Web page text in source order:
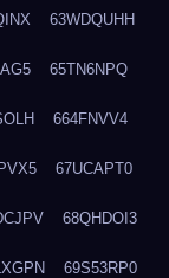
63WDQUHH
65TN6NPQ
664FNVV4
67UCAPT0
68QHDOI3
69S53RP0